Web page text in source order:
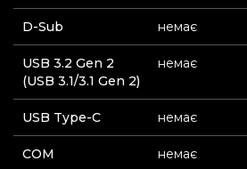
D-Sub немає
USB 3.2 Gen 2
(USB 3.1/3.1 Gen 2)
немає
USB Type-C немає
СOM немає